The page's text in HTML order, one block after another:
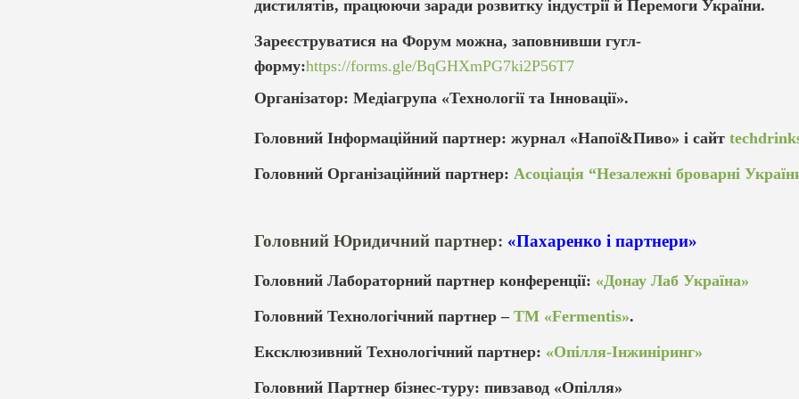
дистилятів, працюючи заради розвитку індустрії й Перемоги України.
Зареєструватися на Форум можна, заповнивши гугл-
форму:https://forms.gle/BqGHXmPG7ki2P56T7
Організатор: Медіагрупа «Технології та Інновації».
Головний Інформаційний партнер: журнал «Напої&Пиво» і сайт
Головний Організаційний партнер:Асоціація “Незалежні броварні
Головний Юридичний партнер: «Пахаренко і партнери»
Головний Лабораторний партнер конференції: «Донау Лаб Україна»
Головний Технологічний партнер –ТМ «Fermentis».
Ексклюзивний Технологічний партнер: «Опілля-Інжиніринг»
Головний Партнер бізнес-туру: пивзавод «Опілля»